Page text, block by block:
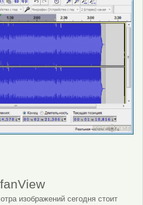
изображений сегодня стоит